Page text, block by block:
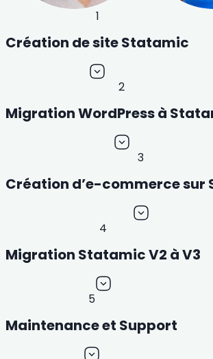
1
Création de site Statamic
2
Migration WordPress à
3
Création d’e-commerce sur
4
Migration Statamic V2 à V3
5
Maintenance et Support